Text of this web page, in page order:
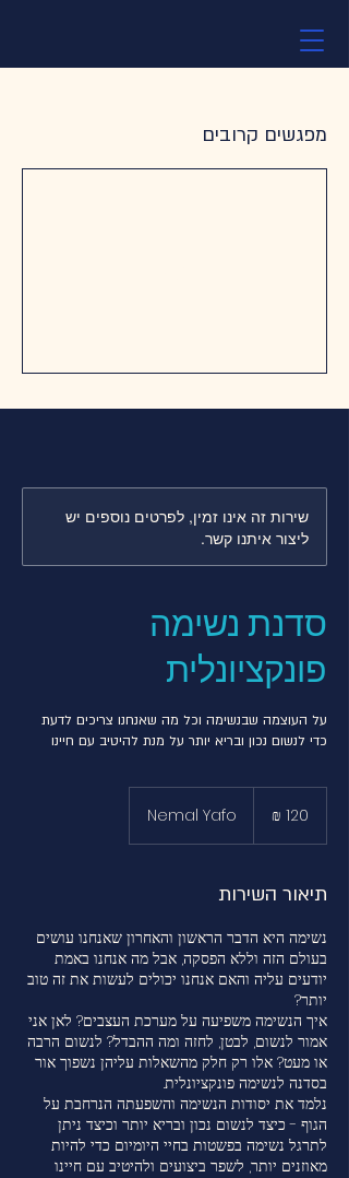
שירות זה אינו זמין, לפרטים נוספים יש
ליצור איתנו קשר.
סדנת נשימה
פונקציונלית
על העוצמה שבנשימה וכל מה שאנחנו צריכים לדעת
כדי לנשום נכון ובריא יותר על מנת להיטיב עם חיינו
חדשים
Nemal Yafo
תיאור השירות
נשימה היא הדבר הראשון והאחרון שאנחנו עושים
בעולם הזה וללא הפסקה, אבל מה אנחנו באמת
יודעים עליה והאם אנחנו יכולים לעשות את זה טוב
איך הנשימה משפיעה על מערכת העצבים? לאן אני
אמור לנשום, לבטן, לחזה ומה ההבדל? לנשום הרבה
או מעט? אלו רק חלק מהשאלות עליהן נשפוך אור
נלמד את יסודות הנשימה והשפעתה הנרחבת על
הגוף - כיצד לנשום נכון ובריא יותר וכיצד ניתן
לתרגל נשימה בפשטות בחיי היומיום כדי להיות
מאוזנים יותר, לשפר ביצועים ולהיטיב עם חיינו
מפגשים קרובים